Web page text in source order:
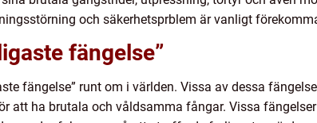
och säkerhetsprblem är vanligt
fängelse”
fängelse” runt om i världen. Vissa av dessa
att ha brutala och våldsamma fångar. Vissa